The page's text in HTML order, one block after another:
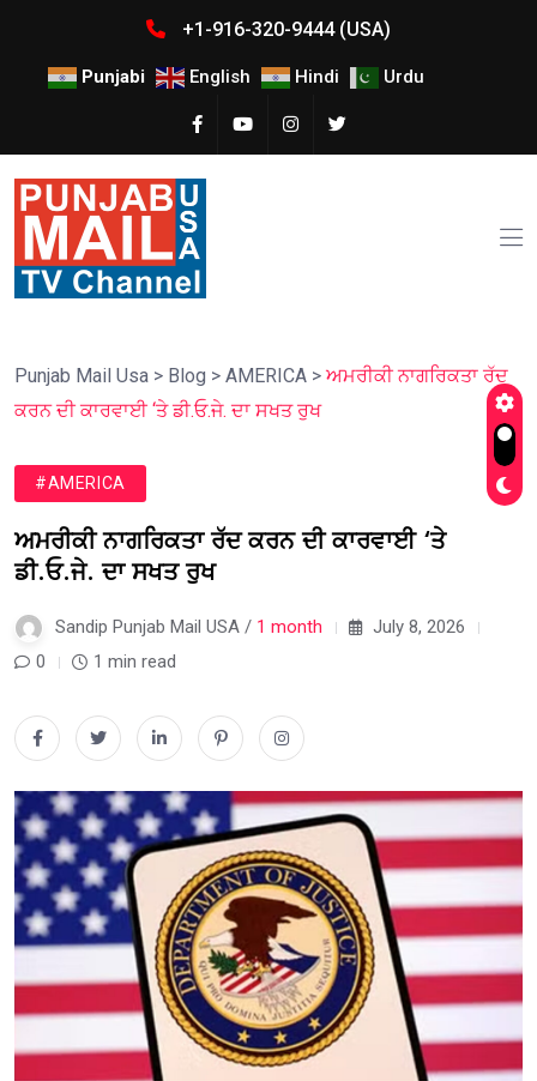
+1-916-320-9444 (USA)
Punjabi English Hindi Urdu
Punjab Mail Usa > Blog > AMERICA > ਅਮਰੀਕੀ ਨਾਗਰਿਕਤਾ ਰੱਦ
ਕਰਨ ਦੀ ਕਾਰਵਾਈ ‘ਤੇ ਡੀ.ਓ.ਜੇ. ਦਾ ਸਖਤ ਰੁਖ
#AMERICA
ਅਮਰੀਕੀ ਨਾਗਰਿਕਤਾ ਰੱਦ ਕਰਨ ਦੀ ਕਾਰਵਾਈ ‘ਤੇ
ਡੀ.ਓ.ਜੇ. ਦਾ ਸਖਤ ਰੁਖ
Sandip Punjab Mail USA / 1 month
July 8, 2026
0
1 min read